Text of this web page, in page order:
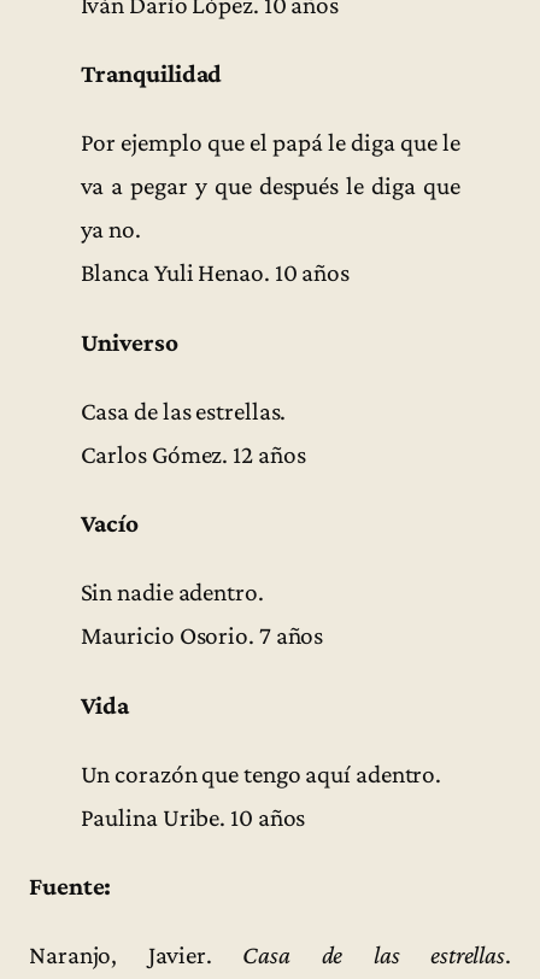
Tranquilidad
Por ejemplo que el papá le diga que le
va a pegar y que después le diga que
ya no.
Blanca Yuli Henao. 10 años
Universo
Casa de las estrellas.
Carlos Gómez. 12 años
Vacío
Sin nadie adentro.
Mauricio Osorio. 7 años
Vida
Un corazón que tengo aquí adentro.
Paulina Uribe. 10 años
Fuente:
Naranjo, Javier. Casa de las estrellas.